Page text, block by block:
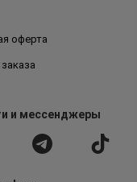
оферта
и мессенджеры